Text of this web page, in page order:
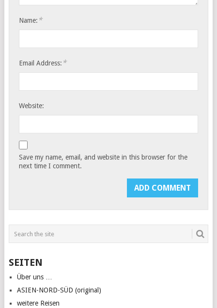
Name: *
Email Address: *
Website:
Save my name, email, and website in this browser for the
next time I comment.
SEITEN
Über uns …
ASIEN-NORD-SÜD (original)
weitere Reisen